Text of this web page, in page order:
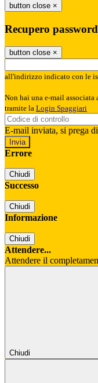
button close ×
Recupero password
button close ×
all'indirizzo indicato con le
Non hai una e-mail
tramite la Login Spaggiari
E-mail inviata, si prega
Errore
Chiudi
Successo
Chiudi
Informazione
Chiudi
Attendere...
Attendere il
Chiudi